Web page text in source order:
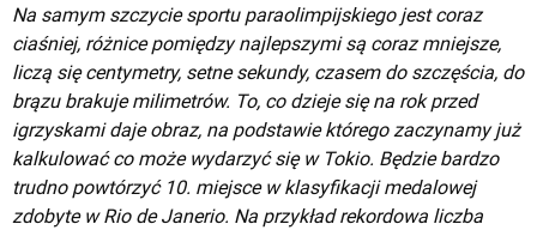
Na samym szczycie sportu paraolimpijskiego jest coraz
ciaśniej, różnice pomiędzy najlepszymi są coraz mniejsze,
liczą się centymetry, setne sekundy, czasem do szczęścia, do
brązu brakuje milimetrów. To, co dzieje się na rok przed
igrzyskami daje obraz, na podstawie którego zaczynamy już
kalkulować co może wydarzyć się w Tokio. Będzie bardzo
trudno powtórzyć 10. miejsce w klasyfikacji medalowej
zdobyte w Rio de Janerio. Na przykład rekordowa liczba